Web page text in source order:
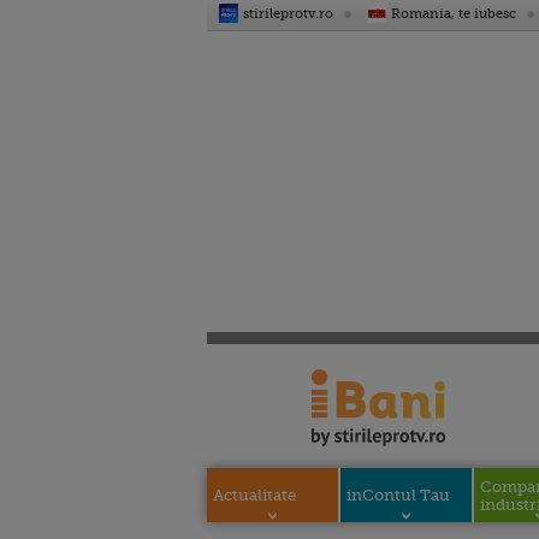
stirileprotv.ro Romania, te iubesc
Actualitate inContul Tau